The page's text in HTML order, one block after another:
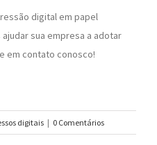
digital em papel
sua empresa a adotar
em contato conosco!
digitais | 0 Comentários